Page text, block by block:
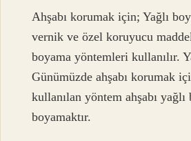
Ahşabı korumak için; Yağlı
vernik ve özel koruyucu
boyama yöntemleri kullanılır.
Günümüzde ahşabı korumak
kullanılan yöntem ahşabı
boyamaktır.